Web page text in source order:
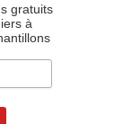
gratuits
à